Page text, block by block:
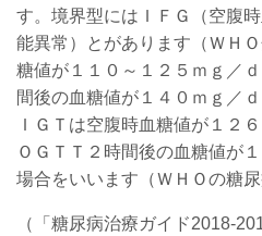
す。境界型にはＩＦＧ（空腹
能異常）とがあります（ＷＨ
糖値が１１０～１２５ｍｇ／
間後の血糖値が１４０ｍｇ／
ＩＧＴは空腹時血糖値が１２
ＯＧＴＴ２時間後の血糖値が
場合をいいます（ＷＨＯの糖尿
（「糖尿病治療ガイド2018-